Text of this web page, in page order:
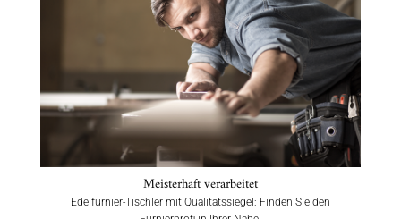
Meisterhaft verarbeitet
Edelfurnier-Tischler mit Qualitätssiegel: Finden Sie den